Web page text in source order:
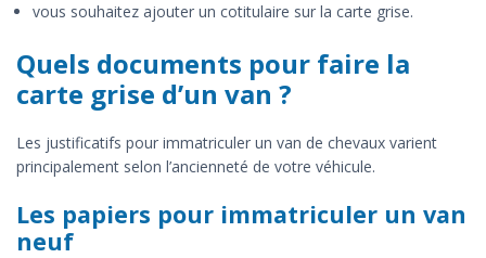
vous souhaitez ajouter un cotitulaire sur la carte grise.
Quels documents pour faire la
carte grise d’un van ?
Les justificatifs pour immatriculer un van de chevaux varient
principalement selon l’ancienneté de votre véhicule.
Les papiers pour immatriculer un van
neuf